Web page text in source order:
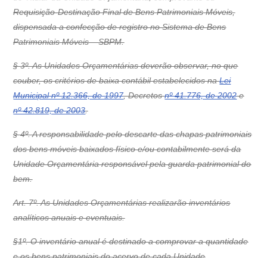
Requisição-Destinação Final de Bens Patrimoniais Móveis,
dispensada a confecção de registro no Sistema de Bens
Patrimoniais Móveis – SBPM.
§ 3º. As Unidades Orçamentárias deverão observar, no que
couber, os critérios de baixa contábil estabelecidos naLei
Municipal nº 12.366, de 1997, Decretosnº 41.776, de 2002e
nº 42.819, de 2003.
§ 4º. A responsabilidade pelo descarte das chapas patrimoniais
dos bens móveis baixados físico e/ou contabilmente será da
Unidade Orçamentária responsável pela guarda patrimonial do
bem.
Art. 7º. As Unidades Orçamentárias realizarão inventários
analíticos anuais e eventuais.
§1º. O inventário anual é destinado a comprovar a quantidade